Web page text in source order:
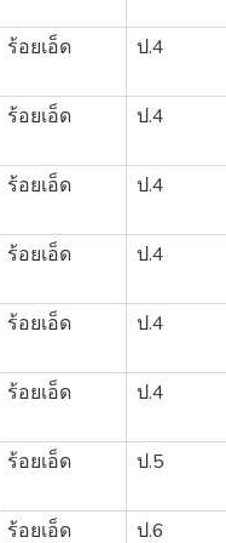
ร้อยเอ็ด ป.4
ร้อยเอ็ด ป.4
ร้อยเอ็ด ป.4
ร้อยเอ็ด ป.4
ร้อยเอ็ด ป.4
ร้อยเอ็ด ป.4
ร้อยเอ็ด ป.5
ร้อยเอ็ด ป.6